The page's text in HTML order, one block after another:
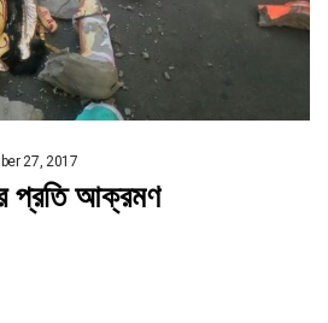
27, 2017
প্রতি আক্রমণ